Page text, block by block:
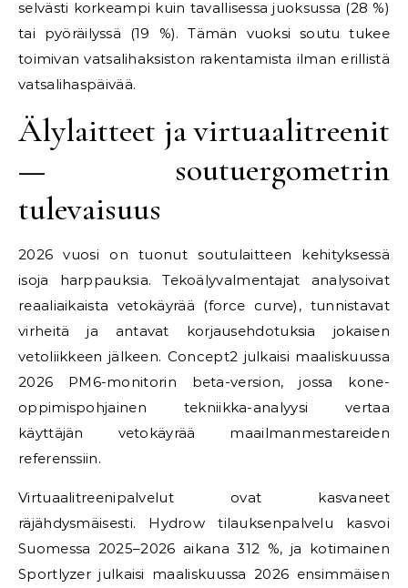
selvästi korkeampi kuin tavallisessa juoksussa (28 %)
tai pyöräilyssä (19 %). Tämän vuoksi soutu tukee
toimivan vatsalihaksiston rakentamista ilman erillistä
vatsalihaspäivää.
Älylaitteet ja virtuaalitreenit
— soutuergometrin
tulevaisuus
2026 vuosi on tuonut soutulaitteen kehityksessä
isoja harppauksia. Tekoälyvalmentajat analysoivat
reaaliaikaista vetokäyrää (force curve), tunnistavat
virheitä ja antavat korjausehdotuksia jokaisen
vetoliikkeen jälkeen. Concept2 julkaisi maaliskuussa
2026 PM6-monitorin beta-version, jossa kone-
oppimispohjainen tekniikka-analyysi vertaa
käyttäjän vetokäyrää maailmanmestareiden
referenssiin.
Virtuaalitreenipalvelut ovat kasvaneet
räjähdysmäisesti. Hydrow tilauksenpalvelu kasvoi
Suomessa 2025–2026 aikana 312 %, ja kotimainen
Sportlyzer julkaisi maaliskuussa 2026 ensimmäisen